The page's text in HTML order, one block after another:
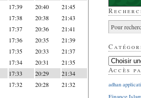
17:39 20:40 21:45
17:38 20:38 21:43
17:37 20:36 21:41
17:36 20:35 21:39
17:35 20:33 21:37
17:34 20:31 21:35
17:33 20:29 21:34
17:32 20:28 21:32
Accès
adhan